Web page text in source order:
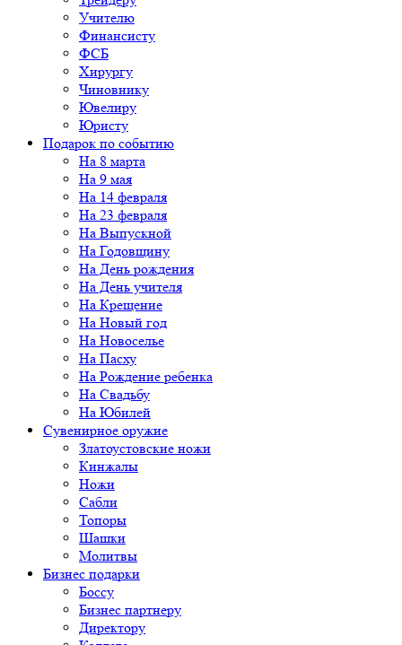
Учителю
Финансисту
ФСБ
Хирургу
Чиновнику
Ювелиру
Юристу
Подарок по событию
На 8 марта
На 9 мая
На 14 февраля
На 23 февраля
На Выпускной
На Годовщину
На День рождения
На День учителя
На Крещение
На Новый год
На Новоселье
На Пасху
На Рождение ребенка
На Свадьбу
На Юбилей
Сувенирное оружие
Златоустовские ножи
Кинжалы
Ножи
Сабли
Топоры
Шашки
Молитвы
Бизнес подарки
Боссу
Бизнес партнеру
Директору